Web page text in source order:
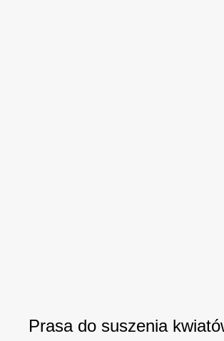
Prasa do suszenia